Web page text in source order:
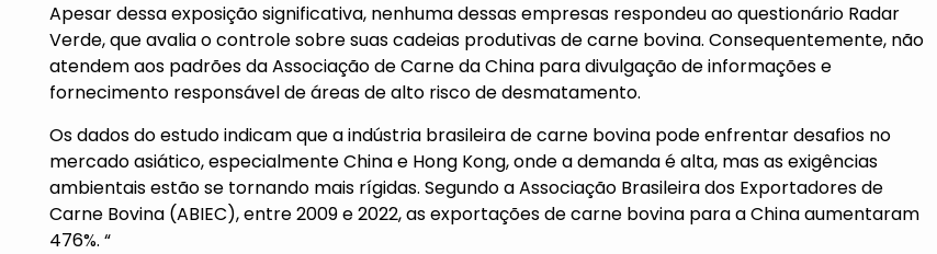
Apesar dessa exposição significativa, nenhuma dessas empresas respondeu ao questionário Radar
Verde, que avalia o controle sobre suas cadeias produtivas de carne bovina. Consequentemente, não
atendem aos padrões da Associação de Carne da China para divulgação de informações e
fornecimento responsável de áreas de alto risco de desmatamento.
Os dados do estudo indicam que a indústria brasileira de carne bovina pode enfrentar desafios no
mercado asiático, especialmente China e Hong Kong, onde a demanda é alta, mas as exigências
ambientais estão se tornando mais rígidas. Segundo a Associação Brasileira dos Exportadores de
Carne Bovina (ABIEC), entre 2009 e 2022, as exportações de carne bovina para a China aumentaram
476%. “